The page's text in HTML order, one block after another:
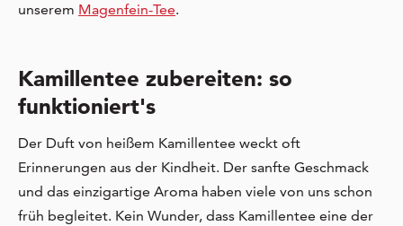
unserem Magenfein-Tee.
Kamillentee zubereiten: so
funktioniert's
Der Duft von heißem Kamillentee weckt oft
Erinnerungen aus der Kindheit. Der sanfte Geschmack
und das einzigartige Aroma haben viele von uns schon
früh begleitet. Kein Wunder, dass Kamillentee eine der